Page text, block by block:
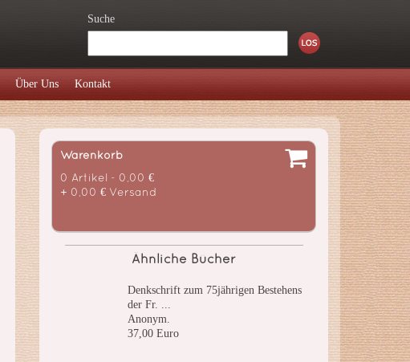
Suche
Über Uns Kontakt
Warenkorb
0 Artikel - 0,00 €
+ 0,00 € Versand
Ähnliche Bücher
Denkschrift zum 75jährigen Bestehens
der Fr. ...
Anonym.
37,00 Euro